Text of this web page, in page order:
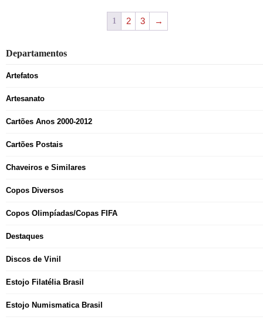
1 2 3 →
Departamentos
Artefatos
Artesanato
Cartões Anos 2000-2012
Cartões Postais
Chaveiros e Similares
Copos Diversos
Copos Olimpíadas/Copas FIFA
Destaques
Discos de Vinil
Estojo Filatélia Brasil
Estojo Numismatica Brasil